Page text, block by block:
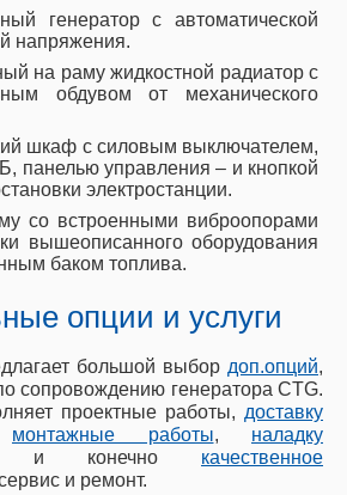
генератор с автоматической
напряжения.
на раму жидкостной радиатор с
обдувом от механического
шкаф с силовым выключателем,
панелью управления – и кнопкой
электростанции.
со встроенными виброопорами
вышеописанного оборудования
баком топлива.
опции и услуги
большой выбор доп.опций,
сопровождению генератора CTG.
проектные работы, доставку
монтажные работы, наладку
и конечно качественное
и ремонт.